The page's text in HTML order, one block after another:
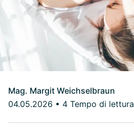
Mag. Margit Weichselbraun
04.05.2026 • 4 Tempo di lettura